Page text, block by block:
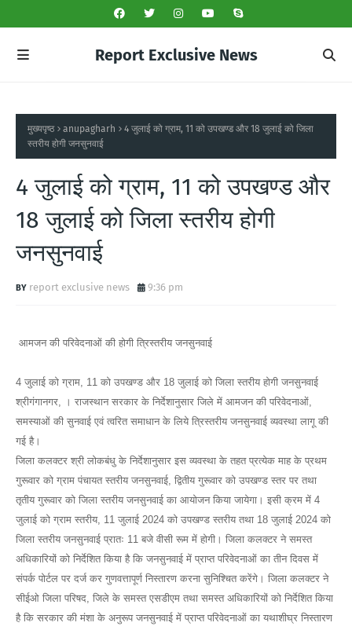
Report Exclusive News
मुख्यपृष्ठ anupagharh
4 जुलाई को ग्राम, 11 को उपखण्ड और 18 जुलाई को जिला
स्तरीय होगी जनसुनवाई
4 जुलाई को ग्राम, 11 को उपखण्ड और
18 जुलाई को जिला स्तरीय होगी
जनसुनवाई
report exclusive news 9:36 pm
आमजन की परिवेदनाओं की होगी त्रिस्तरीय जनसुनवाई
4 जुलाई को ग्राम, 11 को उपखण्ड और 18 जुलाई को जिला स्तरीय होगी जनसुनवाई
श्रीगंगानगर, । राजस्थान सरकार के निर्देशानुसार जिले में आमजन की परिवेदनाओं,
समस्याओं की सुनवाई एवं त्वरित समाधान के लिये त्रिस्तरीय जनसुनवाई व्यवस्था लागू की
गई है।
जिला कलक्टर श्री लोकबंधु के निर्देशानुसार इस व्यवस्था के तहत प्रत्येक माह के प्रथम
गुरूवार को ग्राम पंचायत स्तरीय जनसुनवाई, द्वितीय गुरूवार को उपखण्ड स्तर पर तथा
तृतीय गुरूवार को जिला स्तरीय जनसुनवाई का आयोजन किया जायेगा। इसी क्रम में 4
जुलाई को ग्राम स्तरीय, 11 जुलाई 2024 को उपखण्ड स्तरीय तथा 18 जुलाई 2024 को
जिला स्तरीय जनसुनवाई प्रातः 11 बजे वीसी रूम में होगी। जिला कलक्टर ने समस्त
अधिकारियों को निर्देशित किया है कि जनसुनवाई में प्राप्त परिवेदनाओं का तीन दिवस में
संपर्क पोर्टल पर दर्ज कर गुणवत्तापूर्ण निस्तारण करना सुनिश्चित करेंगे। जिला कलक्टर ने
सीईओ जिला परिषद, जिले के समस्त एसडीएम तथा समस्त अधिकारियों को निर्देशित किया
है कि सरकार की मंशा के अनुरूप जनसुनवाई में प्राप्त परिवेदनाओं का यथाशीघ्र निस्तारण